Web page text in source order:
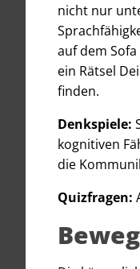
nicht nur
auf dem
ein Rätsel
finden.
Denkspiele:
kognitiven
die
Quizfragen: